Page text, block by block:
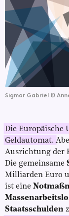
Sigmar Gabriel ©
Die Europäische
Geldautomat.
Ausrichtung der
Die gemeinsame
Milliarden Euro
ist eine
Staatsschulden